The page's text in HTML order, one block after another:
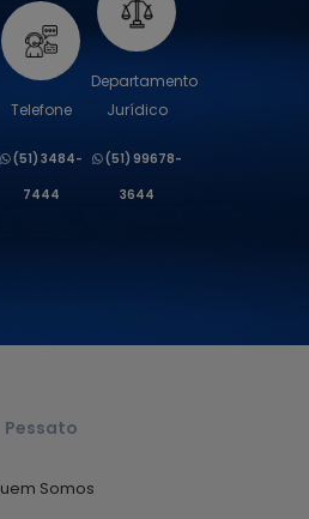
Telefone
(51) 3484-
7444
Departamento
Jurídico
(51) 99678-
3644
Pessato
Somos